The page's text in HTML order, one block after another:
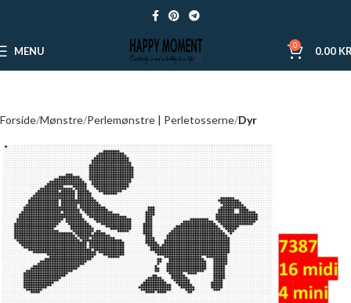
MENU 0 0.00
Forside Mønstre Perlemønstre | Perletosserne Dyr